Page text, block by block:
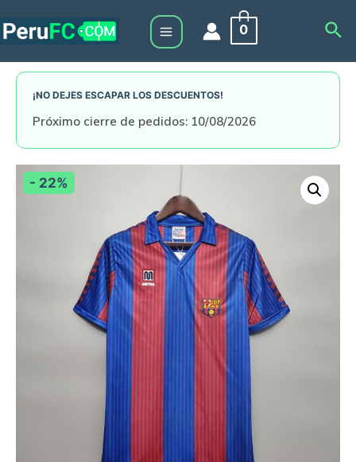
to
Main
Menu
0
¡NO DEJES ESCAPAR LOS DESCUENTOS!
Próximo cierre de pedidos: 10/08/2026
- 22%